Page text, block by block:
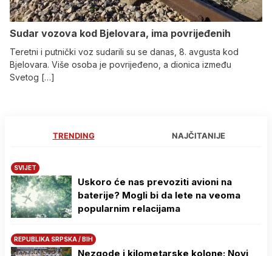
Sudar vozova kod Bjelovara, ima povrijeđenih
Teretni i putnički voz sudarili su se danas, 8. avgusta kod
Bjelovara. Više osoba je povrijeđeno, a dionica između
Svetog […]
TRENDING NAJČITANIJE
SVIJET
Uskoro će nas prevoziti avioni na
baterije? Mogli bi da lete na veoma
popularnim relacijama
REPUBLIKA SRPSKA / BIH
Nezgode i kilometarske kolone: Novi